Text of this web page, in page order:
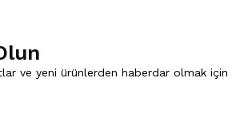
ve yeni ürünlerden haberdar olmak için